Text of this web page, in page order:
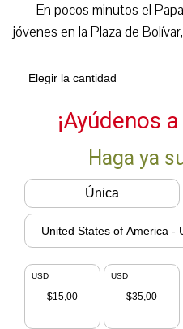
En pocos minutos el
jóvenes en la Plaza de